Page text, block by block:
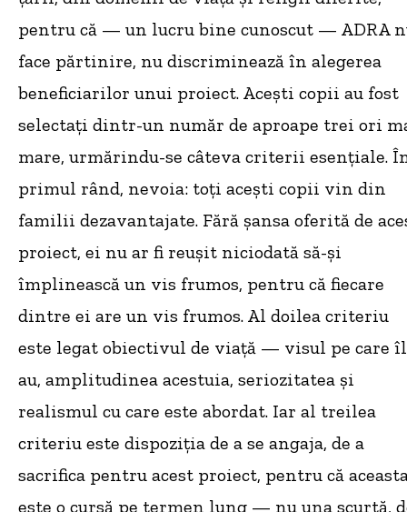
pentru că — un lucru bine cunoscut — ADRA
face părtinire, nu discriminează în alegerea
beneficiarilor unui proiect. Acești copii au fost
selectați dintr-un număr de aproape trei ori
mare, urmărindu-se câteva criterii esențiale.
primul rând, nevoia: toți acești copii vin din
familii dezavantajate. Fără șansa oferită de
proiect, ei nu ar fi reușit niciodată să-și
împlinească un vis frumos, pentru că fiecare
dintre ei are un vis frumos. Al doilea criteriu
este legat obiectivul de viață — visul pe care îl
au, amplitudinea acestuia, seriozitatea și
realismul cu care este abordat. Iar al treilea
criteriu este dispoziția de a se angaja, de a
sacrifica pentru acest proiect, pentru că
este o cursă pe termen lung — nu una scurtă,